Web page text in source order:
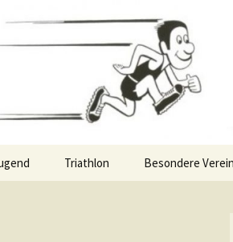
Triathlon Besondere